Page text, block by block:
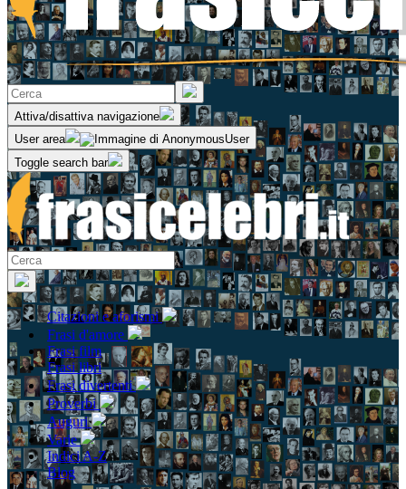
Attiva/disattiva navigazione
User area
Toggle search bar
Citazioni e aforismi
Frasi d'amore
Frasi film
Frasi libri
Frasi divertenti
Proverbi
Auguri
Varie
Indici A-Z
Blog